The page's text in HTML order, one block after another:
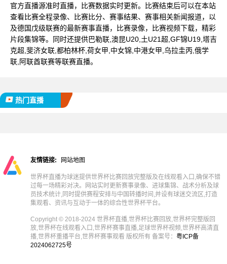
官方直播源准时直播，比赛数据实时更新。比赛结束后可以在本站
查看比赛全程录像、比赛比分、赛事结果、赛事相关新闻报道，以
及德国戊级联赛的最新赛事直播，比赛录像，比赛视频下载，精彩
片段集锦等。同时还提供巴勒联,澳昆U20,土U21超,GF锦U19,塔吉
克超,斐济女联,都柏林杯,荷女甲,中女锦,中港女甲,乌拉圭丙,俄学
联,阿联酋联赛等联赛直播。
热门直播
友情链接: 网站地图
世界杯直播为球迷提供世界杯比赛回放完整版及在线观看入口,确保不错
过每一场精彩对决。网站实时更新赛事录像、进球集锦、战术分析及球
员技术统计,同时提供赛程安排与中国转播时间,并设有球迷交流区,打造
集观看、资讯与互动于一体的综合性世界杯平台。
Copyright © 2018-2024 世界杯直播,世界杯比赛回放,世界杯完整版回
放,世界杯在线观看入口,世界杯赛事直播,足球世界杯视频,世界杯高清直
播,世界杯重播平台,世界杯赛事观看 版权所有 备案号： 粤ICP备
2024062725号